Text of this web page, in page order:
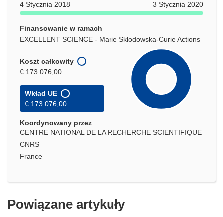
4 Stycznia 2018
3 Stycznia 2020
Finansowanie w ramach
EXCELLENT SCIENCE - Marie Skłodowska-Curie Actions
Koszt całkowity
€ 173 076,00
Wkład UE
€ 173 076,00
Koordynowany przez
CENTRE NATIONAL DE LA RECHERCHE SCIENTIFIQUE
CNRS
France
Powiązane artykuły